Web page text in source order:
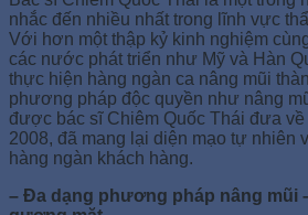
nhắc đến nhiều nhất trong lĩnh vực
Với hơn một thập kỷ kinh nghiệm
các nước phát triển như Mỹ và Hàn
thực hiện hàng ngàn ca nâng mũi
phương pháp độc quyền như nâng
được bác sĩ Chiêm Quốc Thái đưa
2008, đã mang lại diện mạo tự nhiên
hàng ngàn khách hàng.
– Đa dạng phương pháp nâng mũi